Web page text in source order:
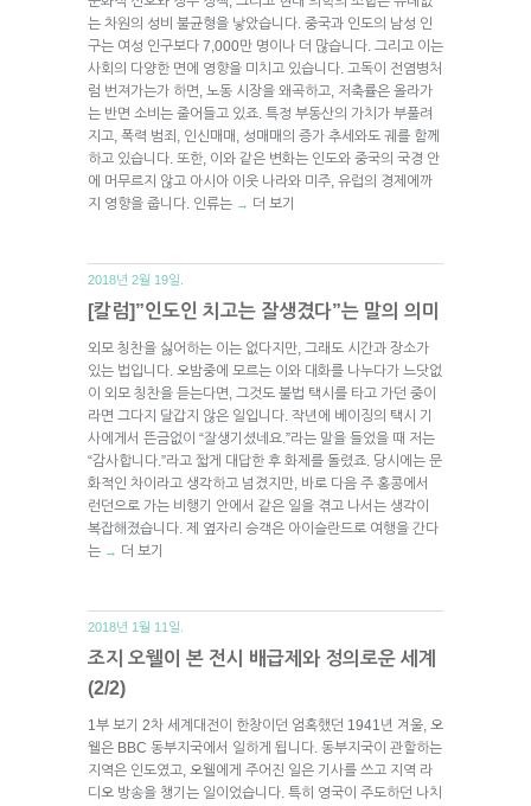
는 차원의 성비 불균형을 낳았습니다. 중국과 인도의 남성 인
구는 여성 인구보다 7,000만 명이나 더 많습니다. 그리고 이는
사회의 다양한 면에 영향을 미치고 있습니다. 고독이 전염병처
럼 번져가는가 하면, 노동 시장을 왜곡하고, 저축률은 올라가
는 반면 소비는 줄어들고 있죠. 특정 부동산의 가치가 부풀려
지고, 폭력 범죄, 인신매매, 성매매의 증가 추세와도 궤를 함께
하고 있습니다. 또한, 이와 같은 변화는 인도와 중국의 국경 안
에 머무르지 않고 아시아 이웃 나라와 미주, 유럽의 경제에까
지 영향을 줍니다. 인류는 → 더 보기
2018년 2월 19일.
[칼럼]”인도인 치고는 잘생겼다”는 말의 의미
외모 칭찬을 싫어하는 이는 없다지만, 그래도 시간과 장소가
있는 법입니다. 오밤중에 모르는 이와 대화를 나누다가 느닷없
이 외모 칭찬을 듣는다면, 그것도 불법 택시를 타고 가던 중이
라면 그다지 달갑지 않은 일입니다. 작년에 베이징의 택시 기
사에게서 뜬금없이 “잘생기셨네요.”라는 말을 들었을 때 저는
“감사합니다.”라고 짧게 대답한 후 화제를 돌렸죠. 당시에는 문
화적인 차이라고 생각하고 넘겼지만, 바로 다음 주 홍콩에서
런던으로 가는 비행기 안에서 같은 일을 겪고 나서는 생각이
복잡해졌습니다. 제 옆자리 승객은 아이슬란드로 여행을 간다
는 → 더 보기
2018년 1월 11일.
조지 오웰이 본 전시 배급제와 정의로운 세계
(2/2)
1부 보기 2차 세계대전이 한창이던 엄혹했던 1941년 겨울, 오
웰은 BBC 동부지국에서 일하게 됩니다. 동부지국이 관할하는
지역은 인도였고, 오웰에게 주어진 일은 기사를 쓰고 지역 라
디오 방송을 챙기는 일이었습니다. 특히 영국이 주도하던 나치